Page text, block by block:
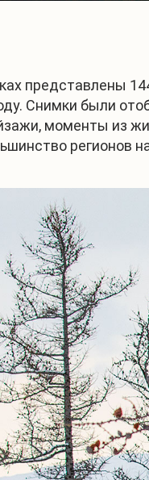
представлены
Снимки были
моменты из
регионов